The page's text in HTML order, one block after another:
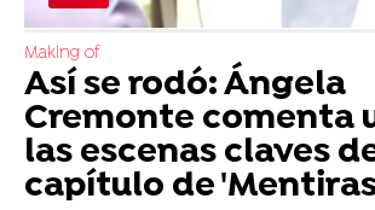
Making of
Así se rodó: Ángela
Cremonte comenta
las escenas claves
capítulo de